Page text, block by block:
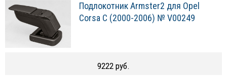
Подлокотник Armster2 для Opel
Corsa C (2000-2006) № V00249
9222 руб.